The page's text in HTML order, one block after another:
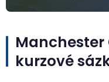
Manchester
kurzové